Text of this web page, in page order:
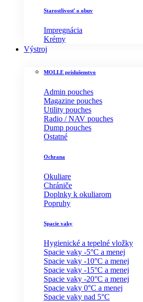
Starostlivosť o obuv
Impregnácia
Krémy
Výstroj
MOLLE príslušenstvo
Admin pouches
Magazine pouches
Utility pouches
Radio / NAV pouches
Dump pouches
Ostatné
Ochrana
Okuliare
Chrániče
Doplnky k okuliarom
Popruhy
Spacie vaky
Hygienické a tepelné vložky
Spacie vaky -5°C a menej
Spacie vaky -10°C a menej
Spacie vaky -15°C a menej
Spacie vaky -20°C a menej
Spacie vaky 0°C a menej
Spacie vaky nad 5°C